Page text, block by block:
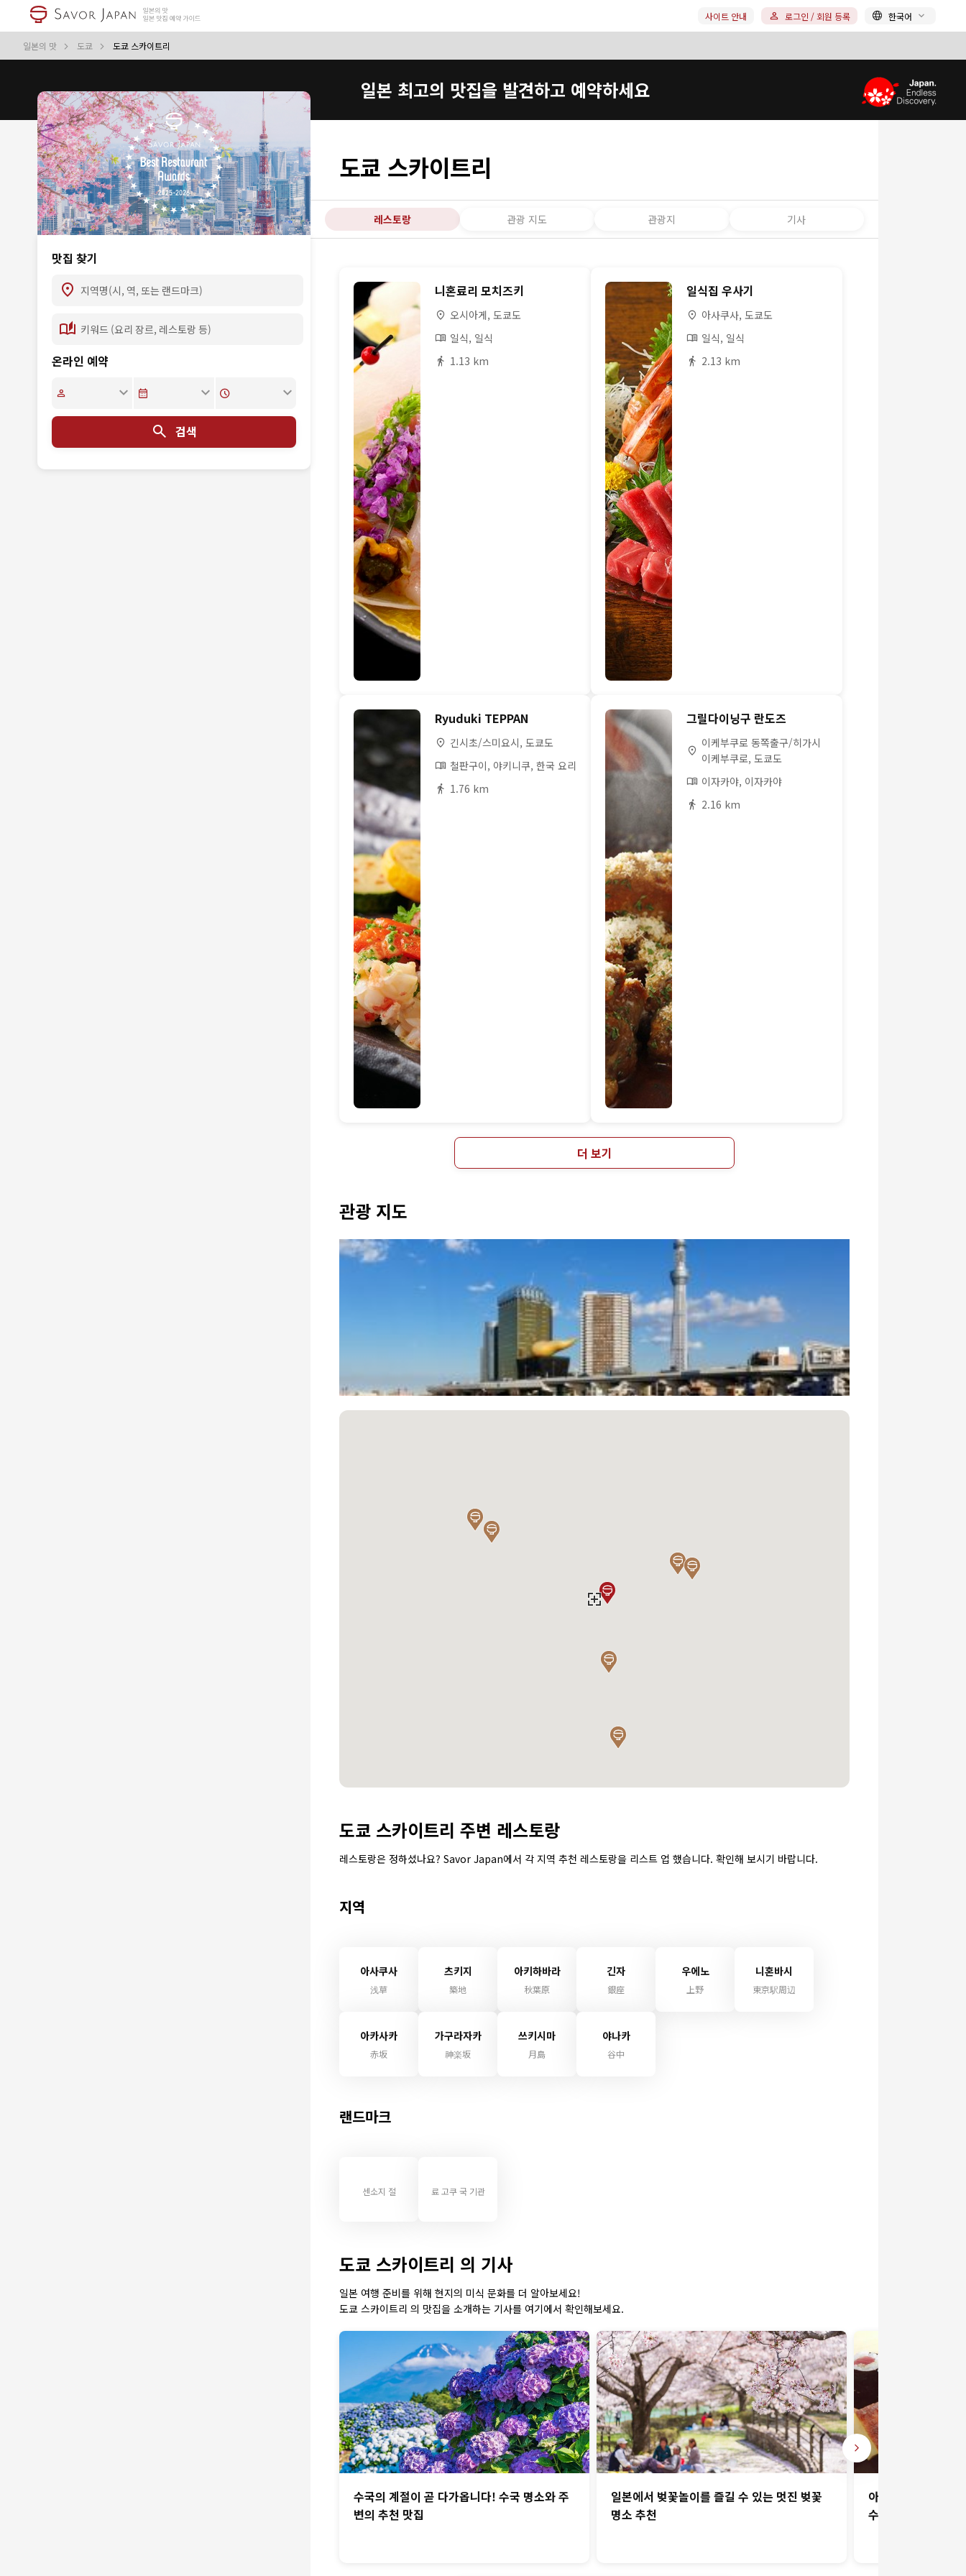
일본의 맛 도쿄 도쿄 스카이트리
사이트 안내 로그인 / 회원 등록 한국어
일본 최고의 맛집을 발견하고 예약하세요
맛집 찾기
온라인 예약
검색
도쿄 스카이트리
레스토랑 관광 지도 관광지 기사
니혼료리 모치즈키
오시아게, 도쿄도
일식, 일식
1.13 km
일식집 우사기
아사쿠사, 도쿄도
일식, 일식
2.13 km
Ryuduki TEPPAN
긴시초/스미요시, 도쿄도
철판구이, 야키니쿠, 한국 요리
1.76 km
그릴다이닝구 란도즈
이케부쿠로 동쪽출구/히가시
이케부쿠로, 도쿄도
이자카야, 이자카야
2.16 km
더 보기
관광 지도
도쿄 스카이트리 주변 레스토랑
레스토랑은 정하셨나요? Savor Japan에서 각 지역 추천 레스토랑을 리스트 업 했습니다. 확인해 보시기 바랍니다.
지역
아사쿠사
浅草
츠키지
築地
아키하바라
秋葉原
긴자
銀座
우에노
上野
니혼바시
東京駅周辺
아카사카
赤坂
가구라자카
神楽坂
쓰키시마
月島
야나카
谷中
랜드마크
센소지 절 료 고쿠 국 기관
도쿄 스카이트리 의 기사
일본 여행 준비를 위해 현지의 미식 문화를 더 알아보세요!
도쿄 스카이트리 의 맛집을 소개하는 기사를 여기에서 확인해보세요.
수국의 계절이 곧 다가옵니다! 수국 명소와 주
변의 추천 맛집
일본에서 벚꽃놀이를 즐길 수 있는 멋진 벚꽃
명소 추천
아사쿠사, 우에노
수 있는 스시·일식